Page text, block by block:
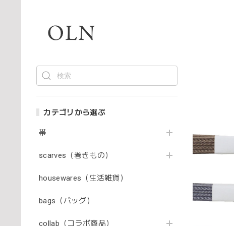
カテゴリから選ぶ
帯
scarves（巻きもの）
housewares（生活雑貨）
bags（バッグ）
collab（コラボ商品）